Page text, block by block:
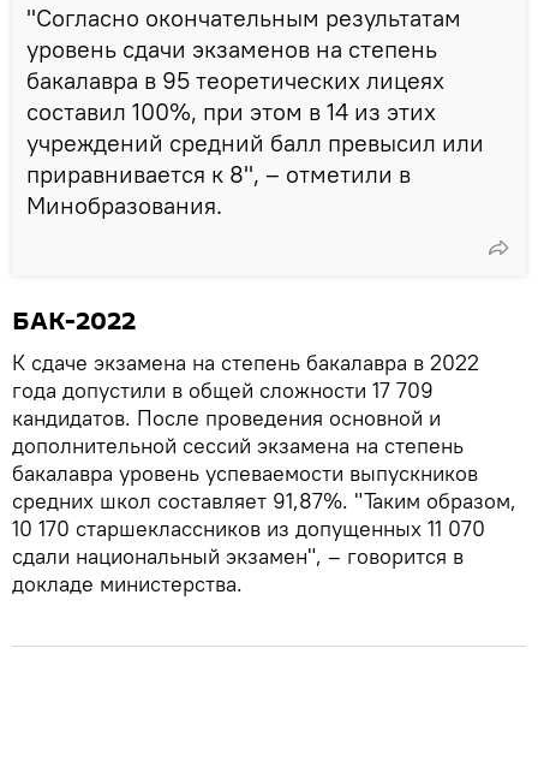
"Согласно окончательным результатам
уровень сдачи экзаменов на степень
бакалавра в 95 теоретических лицеях
составил 100%, при этом в 14 из этих
учреждений средний балл превысил или
приравнивается к 8", – отметили в
Минобразования.
БАК-2022
К сдаче экзамена на степень бакалавра в 2022
года допустили в общей сложности 17 709
кандидатов. После проведения основной и
дополнительной сессий экзамена на степень
бакалавра уровень успеваемости выпускников
средних школ составляет 91,87%. "Таким образом,
10 170 старшеклассников из допущенных 11 070
сдали национальный экзамен", – говорится в
докладе министерства.